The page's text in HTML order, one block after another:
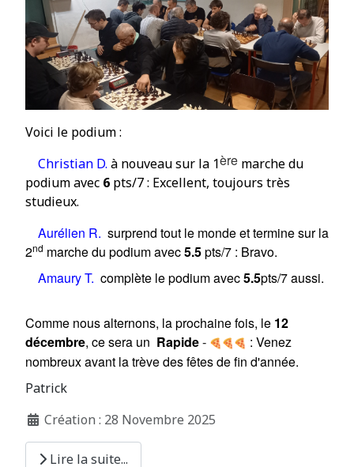
Voici le podium :
Christian D. à nouveau sur la 1ère marche du
podium avec 6 pts/7 : Excellent, toujours très
studieux.
Aurélien R. surprend tout le monde et termine sur la
2nd marche du podium avec5.5pts/7 : Bravo.
Amaury T. complète le podium avec5.5pts/7 aussi.
Comme nous alternons, la prochaine fois, le 12
décembre, ce sera un Rapide - : Venez
nombreux avant la trève des fêtes de fin d'année.
Patrick
Création : 28 Novembre 2025
Lire la suite...